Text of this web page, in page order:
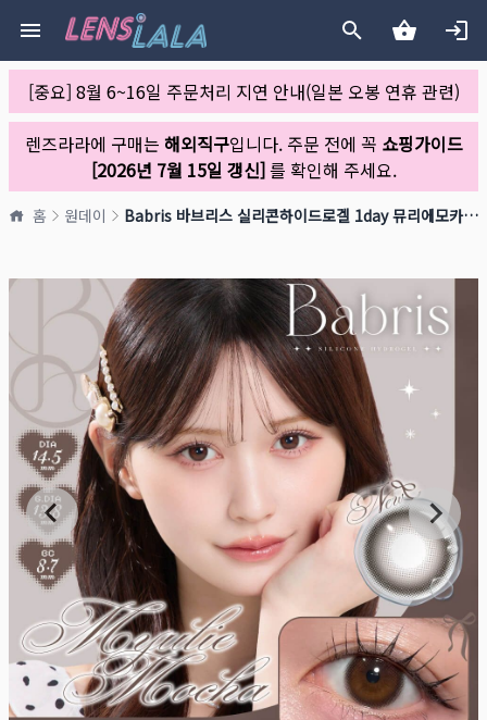
[중요] 8월 6~16일 주문처리 지연 안내(일본 오봉 연휴 관련)
렌즈라라에 구매는 해외직구입니다. 주문 전에 꼭 쇼핑가이드
[2026년 7월 15일 갱신]를 확인해 주세요.
홈 원데이 Babris 바브리스 실리콘하이드로겔 1day 뮤리에모카(1박스 10개들이)